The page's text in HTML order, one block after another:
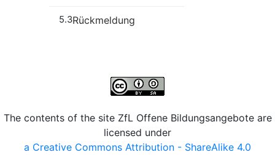
5.3Rückmeldung
The contents of the site ZfL Offene Bildungsangebote are
licensed under
a Creative Commons Attribution - ShareAlike 4.0